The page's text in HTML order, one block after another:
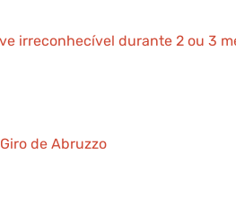
irreconhecível durante 2 ou 3
de Abruzzo